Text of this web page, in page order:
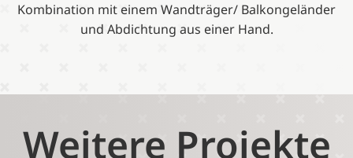
Kombination mit einem Wandträger/ Balkongeländer
und Abdichtung aus einer Hand.
Weitere Projekte